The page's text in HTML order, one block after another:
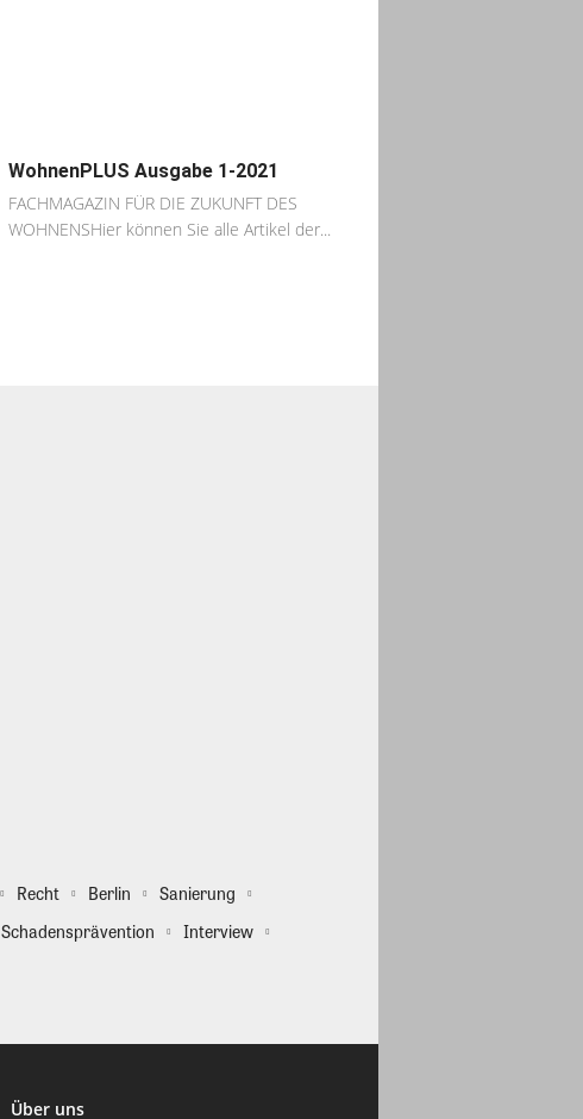
WohnenPLUS Ausgabe 1-2021
FACHMAGAZIN FÜR DIE ZUKUNFT DES
WOHNENSHier können Sie alle Artikel der...
Recht Berlin
Sanierung
Schadensprävention
Interview
Über uns